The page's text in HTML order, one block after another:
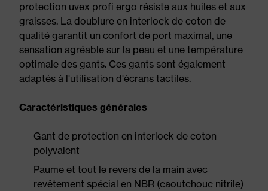
protection uvex profi ergo résiste aux huiles et aux
graisses. La doublure en interlock de coton de
qualité garantit un confort de port maximal, une
sensation agréable sur la peau et une température
optimale des gants. Ces gants sont également
adaptés à l'utilisation d'écrans tactiles.
Caractéristiques générales
Gant de protection en interlock de coton
polyvalent
Paume et tout le revers de la main avec
revêtement spécial en NBR (caoutchouc nitrile)